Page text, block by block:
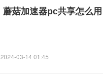
蘑菇加速器pc共享怎么用
2024-03-14 01:45